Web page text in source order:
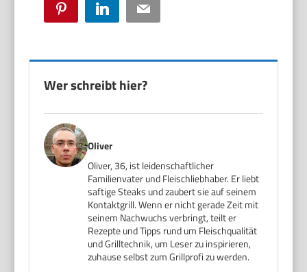
Pinterest LinkedIn Email
Wer schreibt hier?
Oliver
Oliver, 36, ist leidenschaftlicher
Familienvater und Fleischliebhaber. Er liebt
saftige Steaks und zaubert sie auf seinem
Kontaktgrill. Wenn er nicht gerade Zeit mit
seinem Nachwuchs verbringt, teilt er
Rezepte und Tipps rund um Fleischqualität
und Grilltechnik, um Leser zu inspirieren,
zuhause selbst zum Grillprofi zu werden.